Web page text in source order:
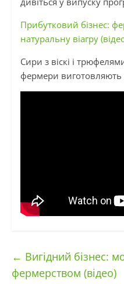
Прибутковий бізнес:
натуральну віагру
Сири з віскі і
фермери виготовляють
← Вигідний бізнес:
фермерством (відео)